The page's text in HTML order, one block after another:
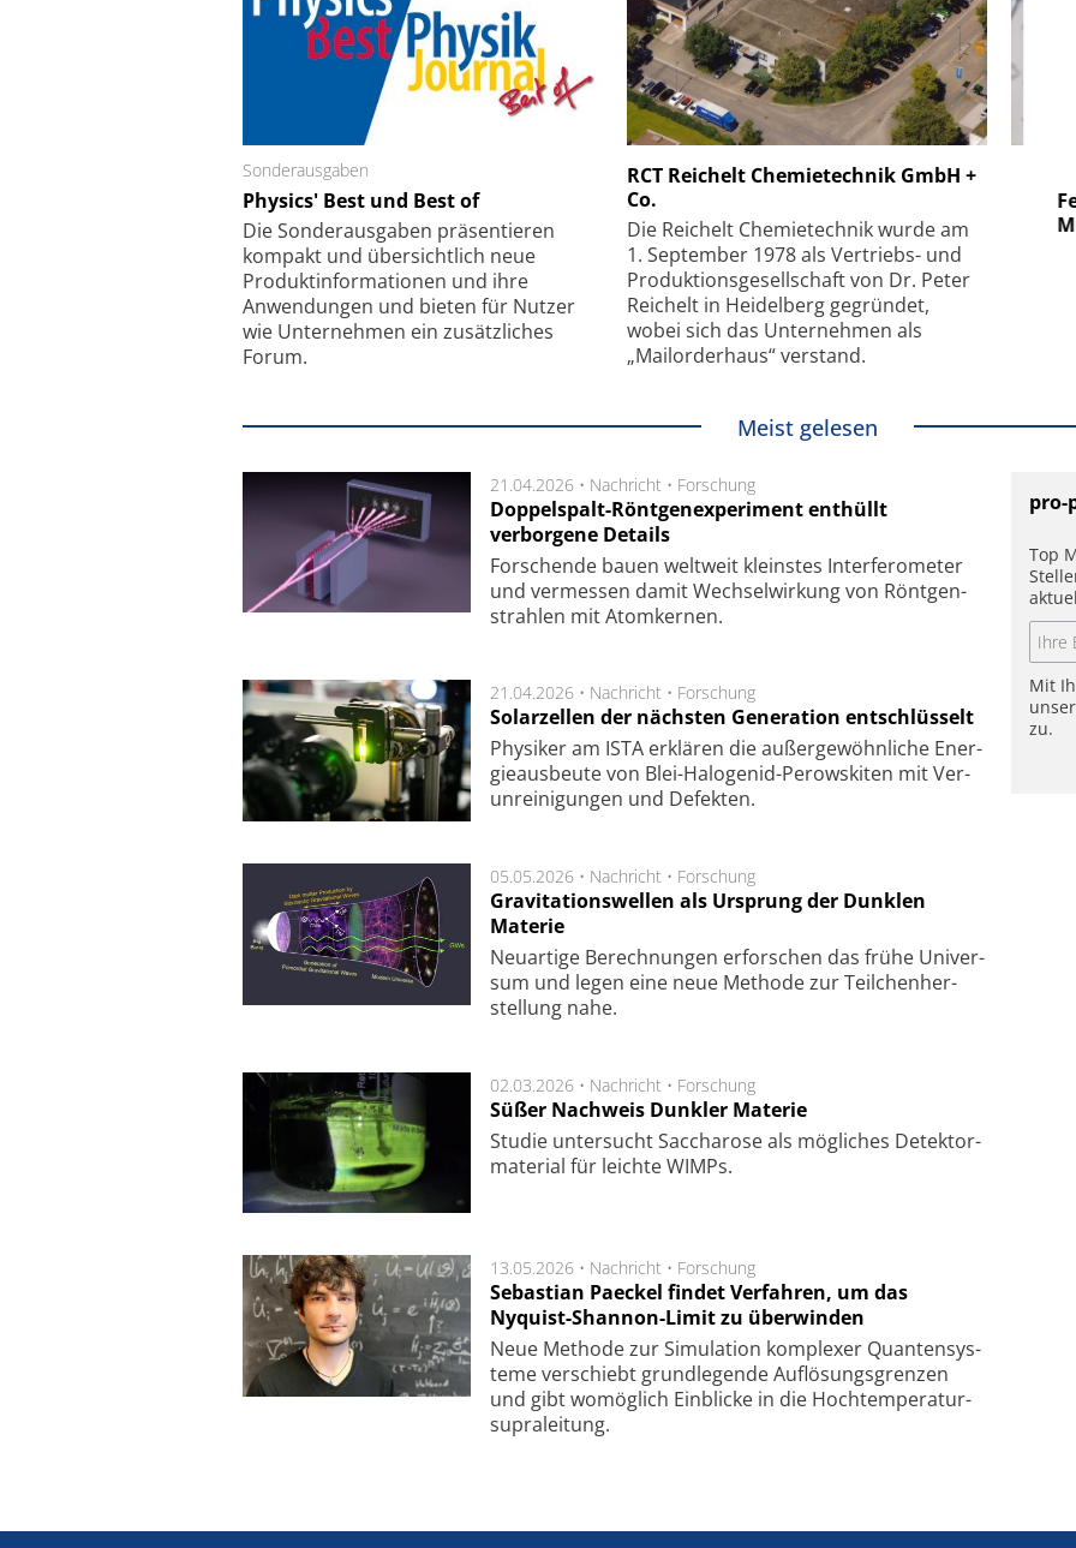
Sonderausgaben
Physics' Best und Best of
Die Sonder­ausgaben präsentieren
kompakt und übersichtlich neue
Produkt­informationen und ihre
Anwendungen und bieten für Nutzer
wie Unternehmen ein zusätzliches
Forum.
RCT Reichelt Chemietechnik GmbH +
Co.
Die Reichelt Chemietechnik wurde am
1. September 1978 als Vertriebs- und
Produktionsgesellschaft von Dr. Peter
Reichelt in Heidelberg gegründet,
wobei sich das Unternehmen als
„Mailorderhaus“ verstand.
Faserkoppler mit Super-
Feinfokussierungsmechanismus
SmarAct GmbH
kleinstem Raum
Meist gelesen
21.04.2026 • Nachricht • Forschung
Doppelspalt-Röntgenexperiment enthüllt
verborgene Details
For­schen­de bau­en welt­weit kleins­tes In­ter­fe­ro­me­ter
und ver­mes­sen da­mit Wech­sel­wir­kung von Rönt­gen­
strah­len mit Atom­ker­nen.
21.04.2026 • Nachricht • Forschung
Solarzellen der nächsten Generation entschlüsselt
Physiker am ISTA er­klä­ren die außer­ge­wöhn­li­che Ener­
gie­aus­beu­te von Blei-Halo­ge­nid-Perows­ki­ten mit Ver­
unrei­ni­gung­en und De­fek­ten.
05.05.2026 • Nachricht • Forschung
Gravitationswellen als Ursprung der Dunklen
Materie
Neu­artige Be­rech­nung­en er­for­schen das frü­he Uni­ver­
sum und legen eine neue Me­tho­de zur Teil­chen­her­
stel­lung nahe.
02.03.2026 • Nachricht • Forschung
Süßer Nachweis Dunkler Materie
Studie unter­sucht Saccha­ro­se als mög­li­ches De­tek­tor­
ma­te­rial für leich­te WIMPs.
13.05.2026 • Nachricht • Forschung
Sebastian Paeckel findet Verfahren, um das
Nyquist-Shannon-Limit zu überwinden
Neue Methode zur Simu­la­tion kom­ple­xer Quan­ten­sys­
te­me ver­schiebt grund­le­gen­de Auf­lösungs­gren­zen
und gibt wo­mög­lich Ein­blicke in die Hoch­tempe­ra­tur­
supra­lei­tung.
pro-
Top
Mit
zu.